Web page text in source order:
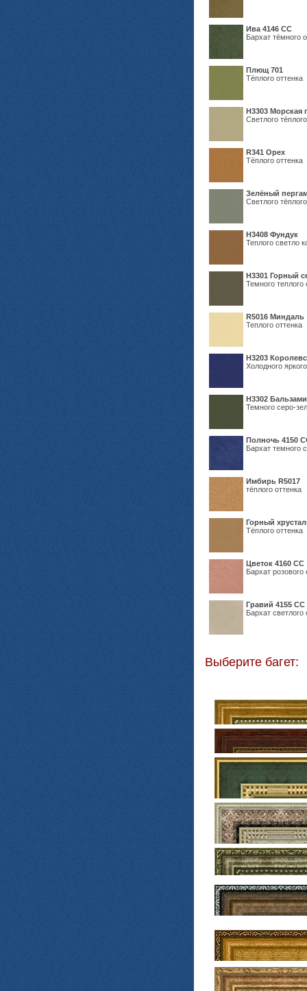
Ива 4146 СС
Бархат тёмного
Плющ 701
Тёплого оттенка
H3303 Морская
Светлого
R341 Орех
Тёплого оттенка
Зелёный
Светлого
Н3408 Фундук
Теплого светло
Н3301 Горный
Темного теплого
R5016 Миндаль
Теплого оттенка
Н3203
Холодного
Н3302
Темного серо-
Полночь 4150
Бархат темного
Имбирь R5017
тёплого оттенка
Горный
Тёплого оттенка
Цветок 4160 СС
Бархат розового
Гравий 4155 СС
Бархат светлого
Выберите багет: